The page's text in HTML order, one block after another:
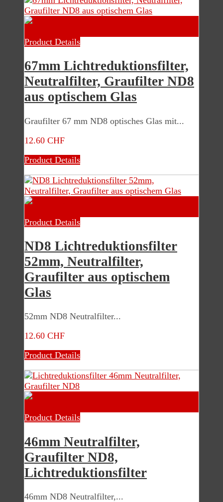
Product Details
67mm Lichtreduktionsfilter,
Neutralfilter, Graufilter ND8
aus optischem Glas
Graufilter 67 mm ND8 optisches Glas mit...
12.60 CHF
Product Details
Product Details
ND8 Lichtreduktionsfilter
52mm, Neutralfilter,
Graufilter aus optischem
Glas
52mm ND8 Neutralfilter...
12.60 CHF
Product Details
Product Details
46mm Neutralfilter,
Graufilter ND8,
Lichtreduktionsfilter
46mm ND8 Neutralfilter,...